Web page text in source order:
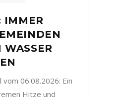
IMMER
WASSER
vom 06.08.2026: Ein
Hitze und